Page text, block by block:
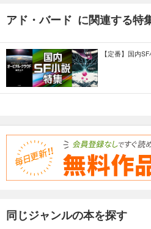
アド・バード に関連する特
【定番】国内
同じジャンルの本を探す